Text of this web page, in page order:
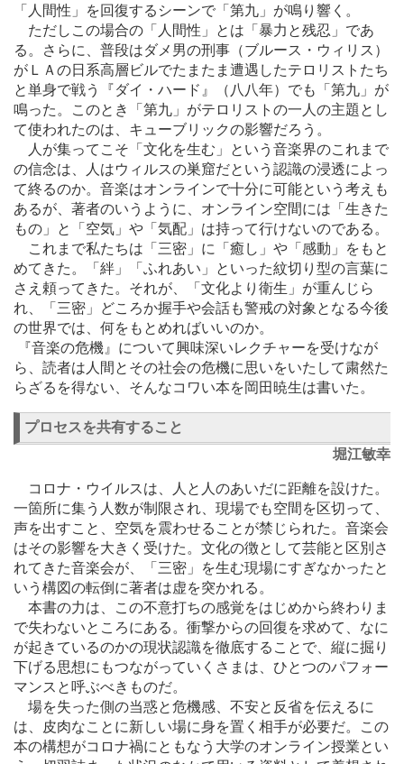
「人間性」を回復するシーンで「第九」が鳴り響く。
ただしこの場合の「人間性」とは「暴力と残忍」であ
る。さらに、普段はダメ男の刑事（ブルース・ウィリス）
がＬＡの日系高層ビルでたまたま遭遇したテロリストたち
と単身で戦う『ダイ・ハード』（八八年）でも「第九」が
鳴った。このとき「第九」がテロリストの一人の主題とし
て使われたのは、キューブリックの影響だろう。
人が集ってこそ「文化を生む」という音楽界のこれまで
の信念は、人はウィルスの巣窟だという認識の浸透によっ
て終るのか。音楽はオンラインで十分に可能という考えも
あるが、著者のいうように、オンライン空間には「生きた
もの」と「空気」や「気配」は持って行けないのである。
これまで私たちは「三密」に「癒し」や「感動」をもと
めてきた。「絆」「ふれあい」といった紋切り型の言葉に
さえ頼ってきた。それが、「文化より衛生」が重んじら
れ、「三密」どころか握手や会話も警戒の対象となる今後
の世界では、何をもとめればいいのか。
『音楽の危機』について興味深いレクチャーを受けなが
ら、読者は人間とその社会の危機に思いをいたして粛然た
らざるを得ない、そんなコワい本を岡田暁生は書いた。
プロセスを共有すること
堀江敏幸
コロナ・ウイルスは、人と人のあいだに距離を設けた。
一箇所に集う人数が制限され、現場でも空間を区切って、
声を出すこと、空気を震わせることが禁じられた。音楽会
はその影響を大きく受けた。文化の徴として芸能と区別さ
れてきた音楽会が、「三密」を生む現場にすぎなかったと
いう構図の転倒に著者は虚を突かれる。
本書の力は、この不意打ちの感覚をはじめから終わりま
で失わないところにある。衝撃からの回復を求めて、なに
が起きているのかの現状認識を徹底することで、縦に掘り
下げる思想にもつながっていくさまは、ひとつのパフォー
マンスと呼ぶべきものだ。
場を失った側の当惑と危機感、不安と反省を伝えるに
は、皮肉なことに新しい場に身を置く相手が必要だ。この
本の構想がコロナ禍にともなう大学のオンライン授業とい